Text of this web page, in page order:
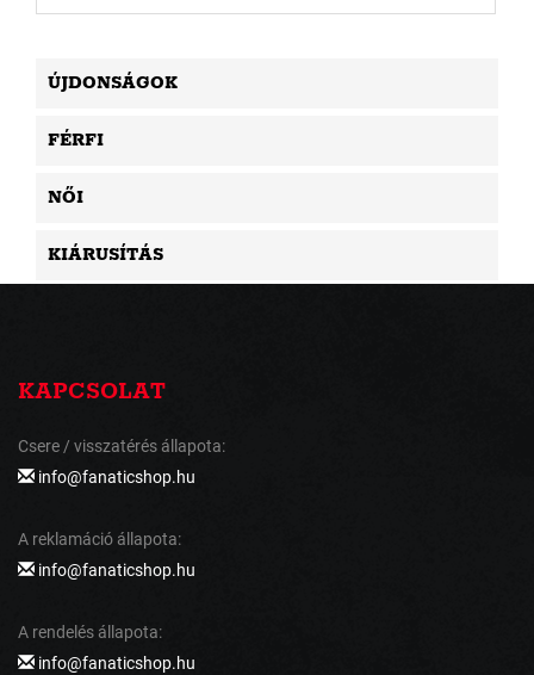
ÚJDONSÁGOK
FÉRFI
NŐI
KIÁRUSÍTÁS
KAPCSOLAT
Csere / visszatérés állapota:
info@fanaticshop.hu
A reklamáció állapota:
info@fanaticshop.hu
A rendelés állapota:
info@fanaticshop.hu